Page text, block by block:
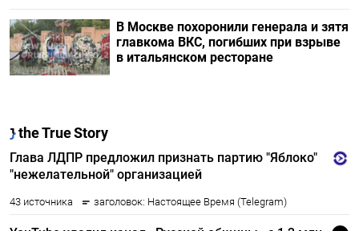
В Москве похоронили генерала и зятя
главкома ВКС, погибших при взрыве
в итальянском ресторане